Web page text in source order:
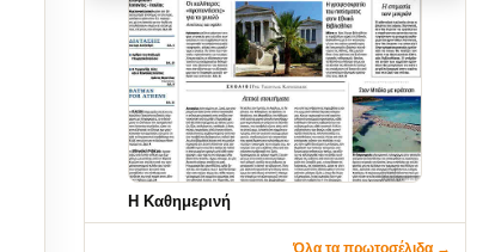
Η Καθημερινή
Όλα τα πρωτοσέλιδα →